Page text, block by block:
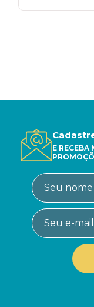
E RECEBA